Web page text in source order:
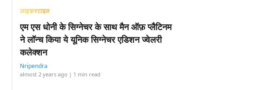
लाइफ़स्टाइल
एम एस धोनी के सिग्नेचर के साथ मैन ऑफ़ प्लैटिनम
ने लॉन्च किया ये यूनिक सिग्नेचर एडिशन ज्वेलरी
कलेक्शन
Nripendra
almost 2 years ago | 1 min read